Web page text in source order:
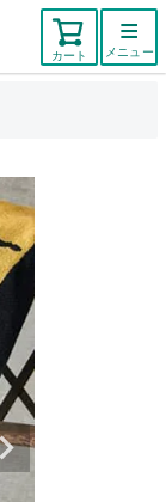
カート メニュー